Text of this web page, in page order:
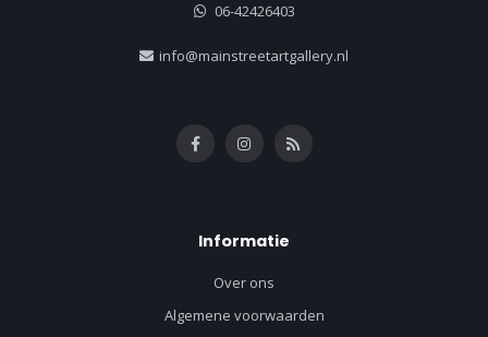
06-42426403
info@mainstreetartgallery.nl
Informatie
Over ons
Algemene voorwaarden